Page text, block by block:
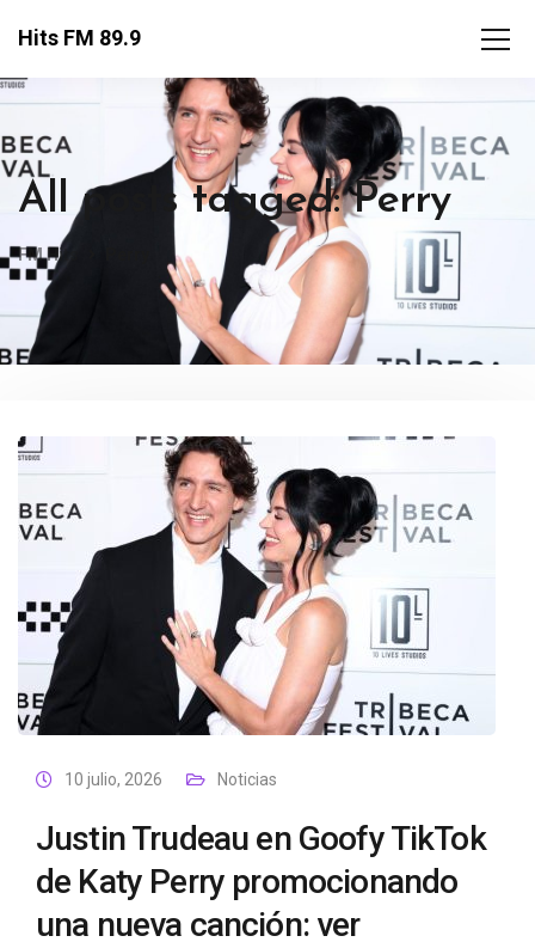
Hits FM 89.9
All posts tagged: Perry
FM Hits
10 julio, 2026 Noticias
Justin Trudeau en Goofy TikTok
de Katy Perry promocionando
una nueva canción: ver